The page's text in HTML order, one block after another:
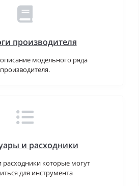
производителя
модельного ряда
производителя.
и расходники
расходники которые могут
для инструмента